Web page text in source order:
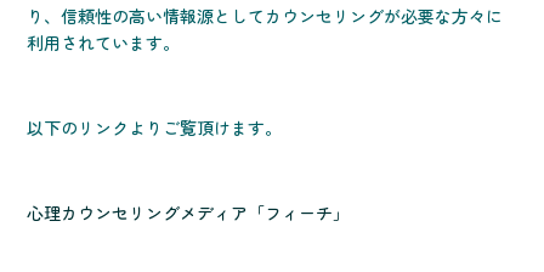
り、信頼性の高い情報源としてカウンセリングが必要な方々に
利用されています。
以下のリンクよりご覧頂けます。
心理カウンセリングメディア「フィーチ」